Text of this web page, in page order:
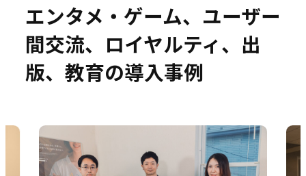
事例
お役立ち情報
エンタメ・ゲーム、ユーザー
間交流、ロイヤルティ、出
版、教育の導入事例